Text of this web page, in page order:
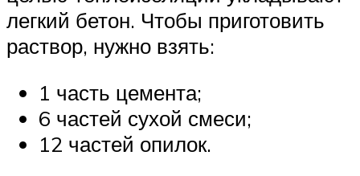
легкий бетон. Чтобы приготовить
раствор, нужно взять:
1 часть цемента;
6 частей сухой смеси;
12 частей опилок.